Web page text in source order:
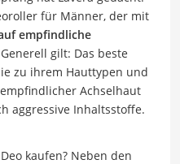
für Männer, der mit
empfindliche
gilt: Das beste
zu ihrem Hauttypen und
Achselhaut
aggressive Inhaltsstoffe.
kaufen? Neben den